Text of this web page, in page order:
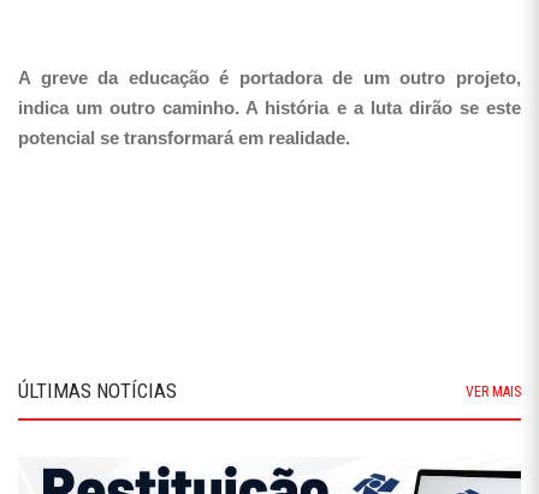
A greve da educação é portadora de um outro projeto,
indica um outro caminho. A história e a luta dirão se este
potencial se transformará em realidade.
ÚLTIMAS NOTÍCIAS VER MAIS